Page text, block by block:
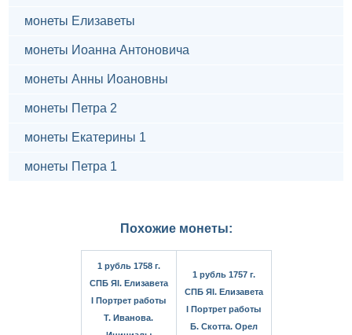
монеты Елизаветы
монеты Иоанна Антоновича
монеты Анны Иоановны
монеты Петра 2
монеты Екатерины 1
монеты Петра 1
Похожие монеты:
1 рубль 1758 г.
СПБ ЯI. Елизавета
I Портрет работы
Т. Иванова.
1 рубль 1757 г.
СПБ ЯI. Елизавета
I Портрет работы
Б. Скотта. Орел